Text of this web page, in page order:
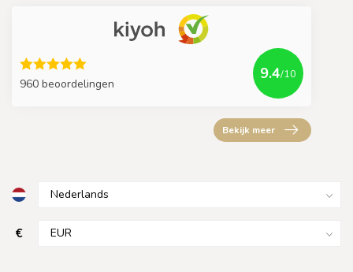
960 beoordelingen
9.4/10
Bekijk meer
€